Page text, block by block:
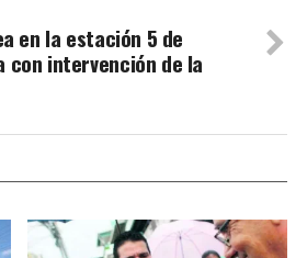
en la estación 5 de
con intervención de la